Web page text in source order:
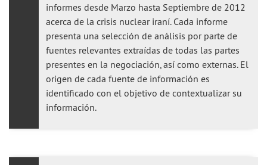
informes desde Marzo hasta Septiembre de 2012
acerca de la crisis nuclear iraní. Cada informe
presenta una selección de análisis por parte de
fuentes relevantes extraídas de todas las partes
presentes en la negociación, así como externas. El
origen de cada fuente de información es
identificado con el objetivo de contextualizar su
información.